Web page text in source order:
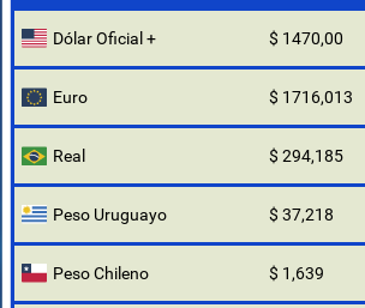
Dólar Oficial + $ 1470,00
Euro $ 1716,013
Real $ 294,185
Peso Uruguayo $ 37,218
Peso Chileno $ 1,639